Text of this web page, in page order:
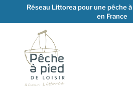
Réseau Littorea pour une pêche
en France